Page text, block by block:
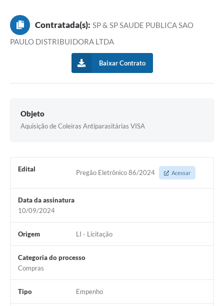
Programa Famílias Fortes
Contratação de estagiário - estudante de Direito -
Procuradoria do Município de Valinhos
Contratos
Arquivos para Download
Turismo
Obras
Conselhos Municipais
Projetos
Contratada(s): SP & SP SAUDE PUBLICA SAO
PAULO DISTRIBUIDORA LTDA
Baixar Contrato
Objeto
Aquisição de Coleiras Antiparasitárias VISA
Edital Pregão Eletrônico 86/2024 Acessar
Data da assinatura
10/09/2024
Origem LI - Licitação
Categoria do processo
Compras
Tipo Empenho